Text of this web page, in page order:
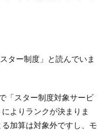
ター制度」と読んでいま
「スター制度対象サービ
よりランクが決まりま
加算は対象外ですし、モ